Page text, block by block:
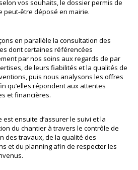
vos souhaits, le dossier permis de
peut-être déposé en mairie.
en parallèle la consultation des
dont certaines référencées
par nos soins aux regards de par
de leurs fiabilités et la qualités de
puis nous analysons les offres
qu’elles répondent aux attentes
et financières.
est ensuite d’assurer le suivi et la
du chantier à travers le contrôle de
des travaux, de la qualité des
et du planning afin de respecter les